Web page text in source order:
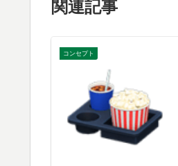
関連記事
コンセプト